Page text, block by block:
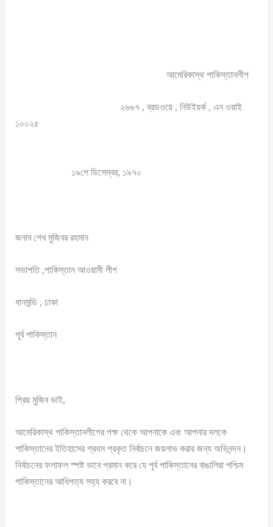
আমেরিকাস্থ পাকিস্তানলীগ
২৬৬৭ , ব্রডওয়ে , নিউইয়র্ক , এন ওয়াই
১০০২৫
১৯শে ডিসেম্বর, ১৯৭০
জনাব শেখ মুজিবর রহমান
সভাপতি ,পাকিস্তান আওয়ামী লীগ
ধানমন্ডি , ঢাকা
পূর্ব পাকিস্তান
প্রিয় মুজিব ভাই,
আমেরিকাস্থ পাকিস্তানলীগের পক্ষ থেকে আপনাকে এবং আপনার দলকে
পাকিস্তানের ইতিহাসের প্রথম প্রকৃত নির্বাচনে জয়লাভ করার জন্য অভিনন্দন।
নির্বাচনের ফলাফল স্পষ্ট ভাবে প্রমান করে যে পূর্ব পাকিস্তানের বাঙালিরা পশ্চিম
পাকিস্তানের আধিপত্য সহ্য করবে না।